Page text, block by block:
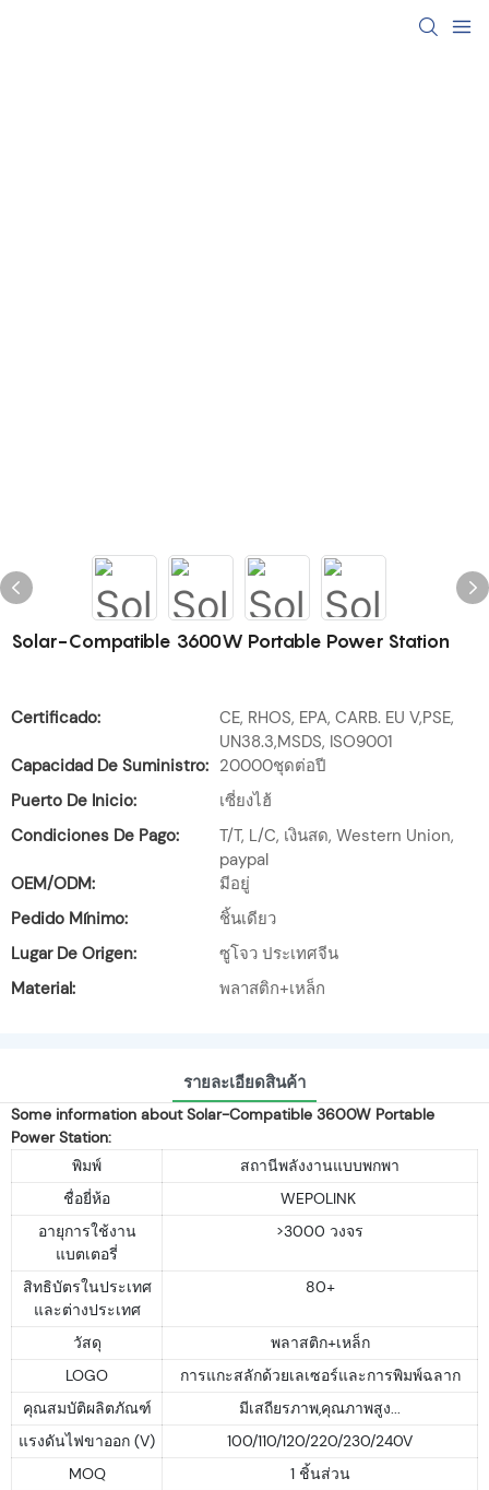
Solar-Compatible 3600W Portable Power Station
Certificado:
CE, RHOS, EPA, CARB. EU V,PSE,
UN38.3,MSDS, ISO9001
Capacidad De Suministro: 20000ชุดต่อปี
Puerto De Inicio:
เซี่ยงไฮ้
Condiciones De Pago:
T/T, L/C, เงินสด, Western Union,
paypal
OEM/ODM:
มีอยู่
Pedido Mínimo:
ชิ้นเดียว
Lugar De Origen:
ซูโจว ประเทศจีน
Material:
พลาสติก+เหล็ก
รายละเอียดสินค้า
Some information about Solar-Compatible 3600W Portable
Power Station:
พิมพ์
สถานีพลังงานแบบพกพา
ชื่อยี่ห้อ
WEPOLINK
อายุการใช้งาน
แบตเตอรี่
>3000 วงจร
สิทธิบัตรในประเทศ
และต่างประเทศ
80+
วัสดุ
พลาสติก+เหล็ก
LOGO
การแกะสลักด้วยเลเซอร์และการพิมพ์ฉลาก
คุณสมบัติผลิตภัณฑ์
มีเสถียรภาพ,คุณภาพสูง...
แรงดันไฟขาออก (V)
100/110/120/220/230/240V
MOQ
1 ชิ้นส่วน